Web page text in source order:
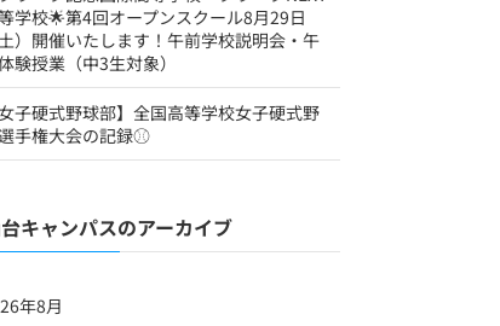
学校🌟第4回オープンスクール8月29日
土）開催いたします！午前学校説明会・午
験授業（中3生対象）
女子硬式野球部】全国高等学校女子硬式野
手権大会の記録⚾
キャンパスのアーカイブ
年8月